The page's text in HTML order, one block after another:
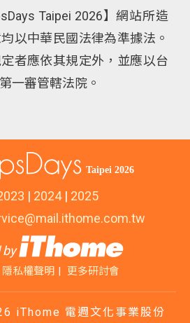
Taipei 2026】網站所造
以中華民國法律為準據法。
者應依其規定外，並應以台
一審管轄法院。
| 2024| 2025
by
隱私權聲明 更多研討會
iThome 電週文化事業股份